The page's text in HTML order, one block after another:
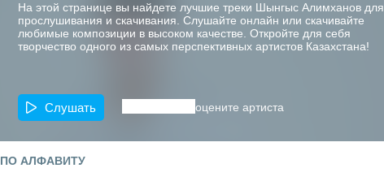
На этой странице вы найдете лучшие треки Шынгыс Алимханов для
прослушивания и скачивания. Слушайте онлайн или скачивайте
любимые композиции в высоком качестве. Откройте для себя
творчество одного из самых перспективных артистов Казахстана!
Слушать оцените артиста
ПО АЛФАВИТУ